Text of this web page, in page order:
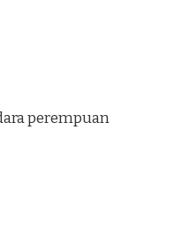
perempuan